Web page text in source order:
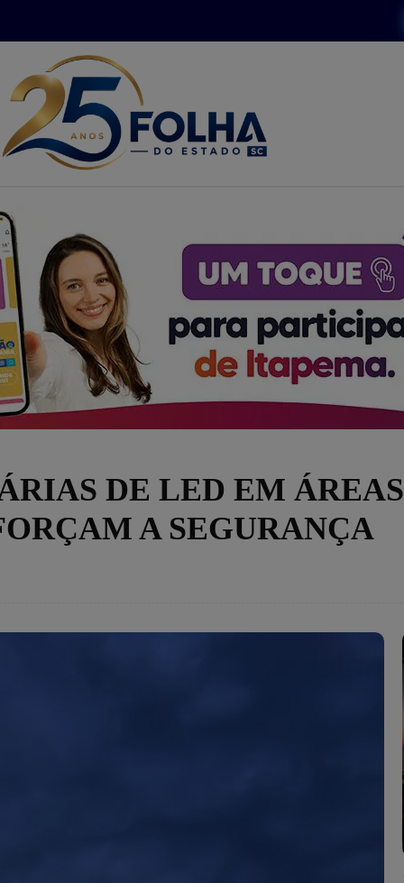
DE LED EM ÁREAS
A SEGURANÇA